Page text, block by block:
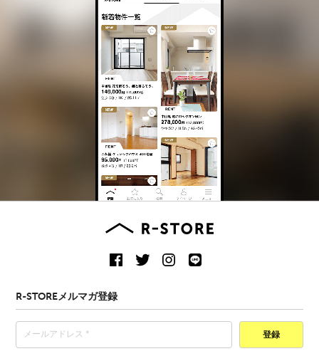
R-STOREメルマガ登録
登録